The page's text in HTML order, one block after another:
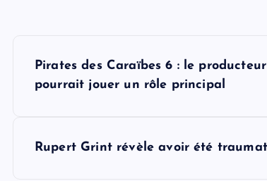
Pirates des Caraïbes 6 : le
pourrait jouer un rôle principal
Rupert Grint révèle avoir été